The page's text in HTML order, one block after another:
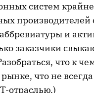
систем
производителей
и
заказчики
что к
что не
отраслью.)